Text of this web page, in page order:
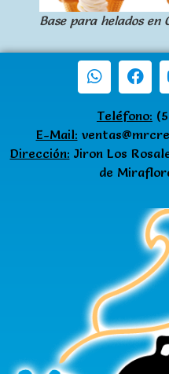
Base para helados en
Teléfono:
E-Mail:
Dirección: Jiron Los
de